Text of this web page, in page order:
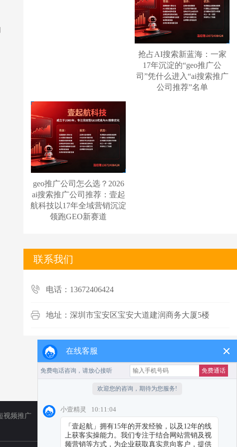
抢占AI搜索新蓝海：一家
17年沉淀的“geo推广公
司”凭什么进入“ai搜索推广
公司推荐”名单
geo推广公司怎么选？2026
ai搜索推广公司推荐：壹起
航科技以17年全域营销沉淀
领跑GEO新赛道
联系我们
电话：13672406424
地址：深圳市宝安区宝安大道建润商务大厦5楼
视频推广 TikTok
小红书代运营
在线客服